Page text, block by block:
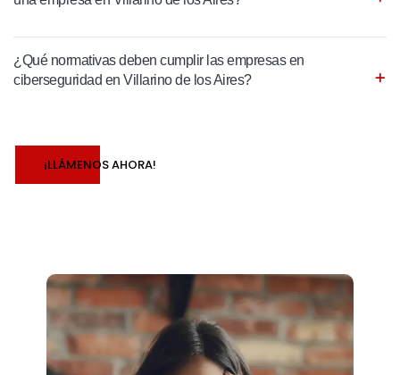
¿Qué normativas deben cumplir las empresas en
ciberseguridad en Villarino de los Aires?
¡LLÁMENOS AHORA!